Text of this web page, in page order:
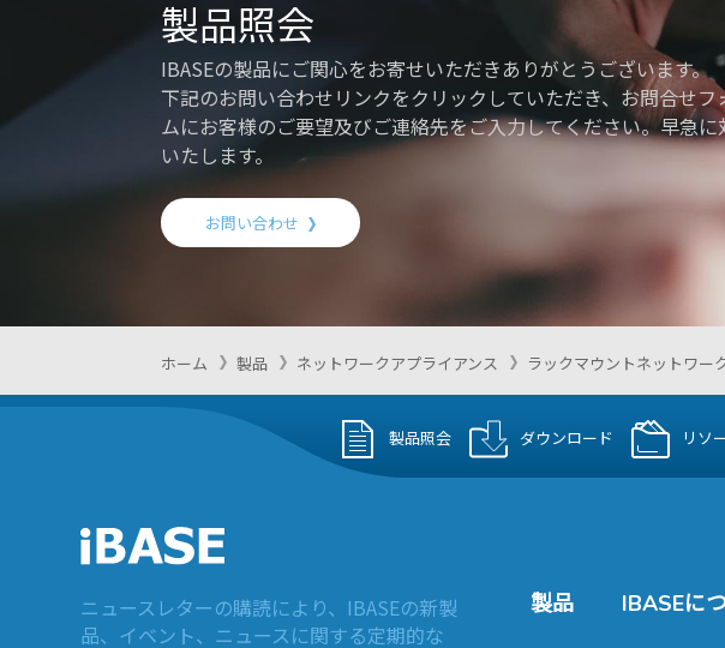
製品照会
IBASEの製品にご関心をお寄せいただきありがとうございます。
下記のお問い合わせリンクをクリックしていただき、お問合せフ
ムにお客様のご要望及びご連絡先をご入力してください。早急に
いたします。
お問い合わせ
ホーム 製品 ネットワークアプライアンス ラックマウントネットワー
製品照会 ダウンロード リソ
ニュースレターの購読により、IBASEの新製
品、イベント、ニュースに関する定期的な
製品 IBASEに